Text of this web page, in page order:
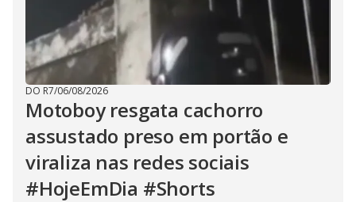
DO R7/06/08/2026
Motoboy resgata cachorro
assustado preso em portão e
viraliza nas redes sociais
#HojeEmDia #Shorts